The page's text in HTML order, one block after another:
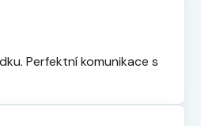
5 z 5 hvězdiček.
Perfektní komunikace s